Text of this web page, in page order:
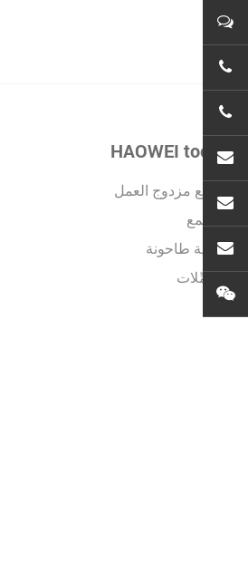
HAOWEI tools
ملمع مزدوج العمل
الملمع
زاوية طاحونة
مُكَمِّلات